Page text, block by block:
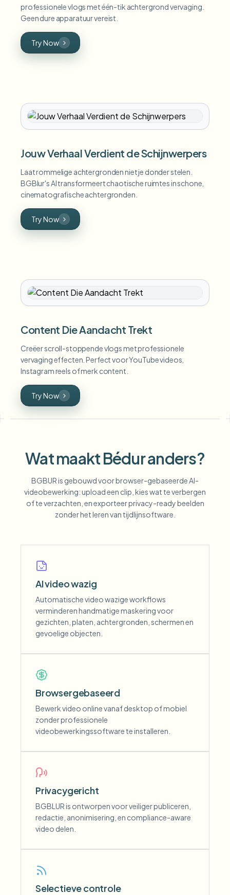
professionele vlogs met één-tik achtergrond vervaging.
Geen dure apparatuur vereist.
Try Now
Jouw Verhaal Verdient de Schijnwerpers
Laat rommelige achtergronden niet je donder stelen.
BGBlur's AI transformeert chaotische ruimtes in schone,
cinematografische achtergronden.
Try Now
Content Die Aandacht Trekt
Creëer scroll-stoppende vlogs met professionele
vervaging effecten. Perfect voor YouTube videos,
Instagram reels of merk content.
Try Now
Wat maakt Bédur anders?
BGBUR is gebouwd voor browser-gebaseerde AI-
videobewerking: upload een clip, kies wat te verbergen
of te verzachten, en exporteer privacy-ready beelden
zonder het leren van tijdlijnsoftware.
AI video wazig
Automatische video wazige workflows
verminderen handmatige maskering voor
gezichten, platen, achtergronden, schermen en
gevoelige objecten.
Browsergebaseerd
Bewerk video online vanaf desktop of mobiel
zonder professionele
videobewerkingssoftware te installeren.
Privacygericht
BGBLUR is ontworpen voor veiliger publiceren,
redactie, anonimisering, en compliance-aware
video delen.
Selectieve controle